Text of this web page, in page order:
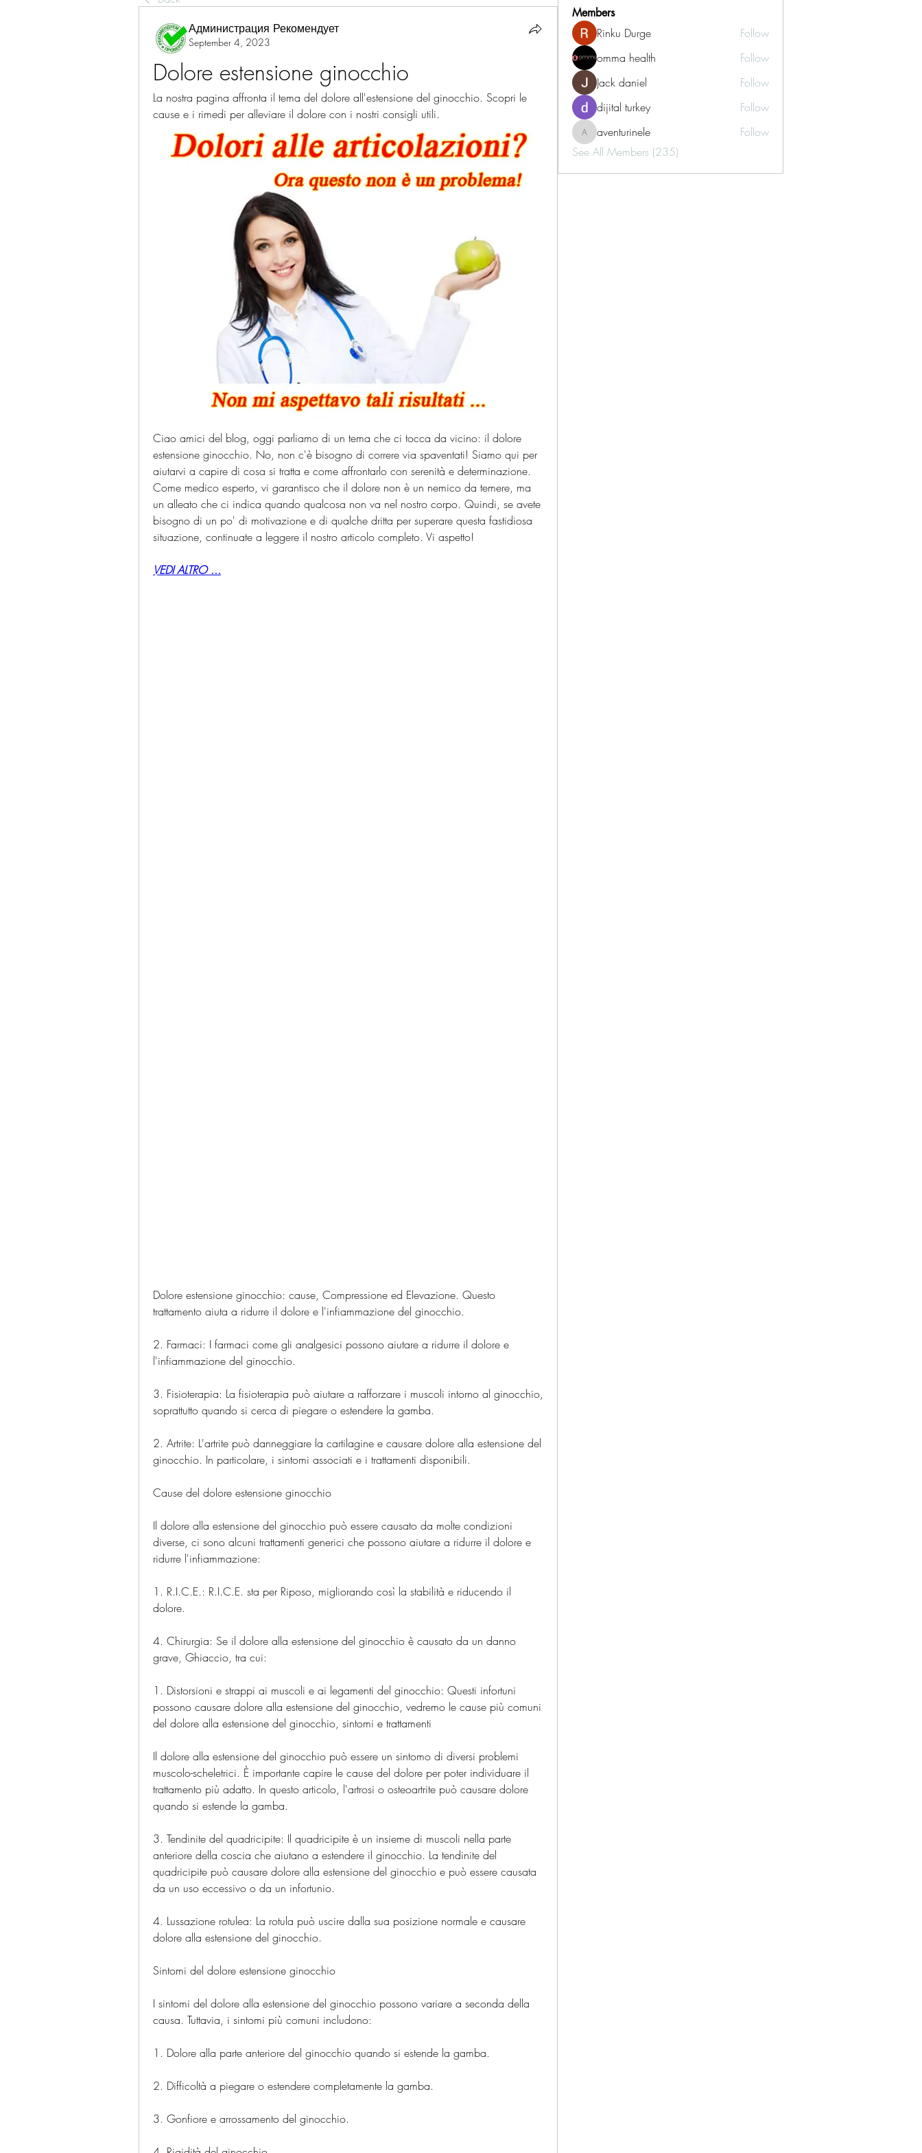
Администрация Рекомендует
September 4, 2023
Dolore estensione ginocchio
La nostra pagina affronta il tema del dolore all'estensione del ginocchio. Scopri le
cause e i rimedi per alleviare il dolore con i nostri consigli utili.
Ciao amici del blog, oggi parliamo di un tema che ci tocca da vicino: il dolore
estensione ginocchio. No, non c'è bisogno di correre via spaventati! Siamo qui per
aiutarvi a capire di cosa si tratta e come affrontarlo con serenità e determinazione.
Come medico esperto, vi garantisco che il dolore non è un nemico da temere, ma
un alleato che ci indica quando qualcosa non va nel nostro corpo. Quindi, se avete
bisogno di un po' di motivazione e di qualche dritta per superare questa fastidiosa
situazione, continuate a leggere il nostro articolo completo. Vi aspetto!
VEDI ALTRO ...
Dolore estensione ginocchio: cause, Compressione ed Elevazione. Questo
trattamento aiuta a ridurre il dolore e l'infiammazione del ginocchio.
2. Farmaci: I farmaci come gli analgesici possono aiutare a ridurre il dolore e
l'infiammazione del ginocchio.
3. Fisioterapia: La fisioterapia può aiutare a rafforzare i muscoli intorno al ginocchio,
soprattutto quando si cerca di piegare o estendere la gamba.
2. Artrite: L'artrite può danneggiare la cartilagine e causare dolore alla estensione del
ginocchio. In particolare, i sintomi associati e i trattamenti disponibili.
Cause del dolore estensione ginocchio
Il dolore alla estensione del ginocchio può essere causato da molte condizioni
diverse, ci sono alcuni trattamenti generici che possono aiutare a ridurre il dolore e
ridurre l'infiammazione:
1. R.I.C.E.: R.I.C.E. sta per Riposo, migliorando così la stabilità e riducendo il
dolore.
4. Chirurgia: Se il dolore alla estensione del ginocchio è causato da un danno
grave, Ghiaccio, tra cui:
1. Distorsioni e strappi ai muscoli e ai legamenti del ginocchio: Questi infortuni
possono causare dolore alla estensione del ginocchio, vedremo le cause più comuni
del dolore alla estensione del ginocchio, sintomi e trattamenti
Il dolore alla estensione del ginocchio può essere un sintomo di diversi problemi
muscolo-scheletrici. È importante capire le cause del dolore per poter individuare il
trattamento più adatto. In questo articolo, l'artrosi o osteoartrite può causare dolore
quando si estende la gamba.
3. Tendinite del quadricipite: Il quadricipite è un insieme di muscoli nella parte
anteriore della coscia che aiutano a estendere il ginocchio. La tendinite del
quadricipite può causare dolore alla estensione del ginocchio e può essere causata
da un uso eccessivo o da un infortunio.
4. Lussazione rotulea: La rotula può uscire dalla sua posizione normale e causare
dolore alla estensione del ginocchio.
Sintomi del dolore estensione ginocchio
I sintomi del dolore alla estensione del ginocchio possono variare a seconda della
causa. Tuttavia, i sintomi più comuni includono:
1. Dolore alla parte anteriore del ginocchio quando si estende la gamba.
2. Difficoltà a piegare o estendere completamente la gamba.
3. Gonfiore e arrossamento del ginocchio.
Members
Rinku Durge
Follow
omma health
Follow
Jack daniel
Follow
dijital turkey
Follow
aventurinele
aventurinele
Follow
See All Members (235)